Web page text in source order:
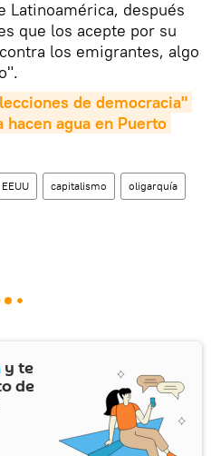
Latinoamérica, después
que los acepte por su
los emigrantes, algo
de democracia"
hacen agua en Puerto
EEUU capitalismo oligarquía
y te
de